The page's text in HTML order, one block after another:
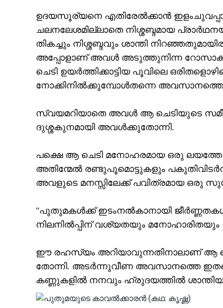
ഉദയസൂര്യനെ എതിരേല്‍ക്കാന്‍
ചലനലേശമില്ലാതെ നിശ്ശബ്ദമായ
തികച്ചും നിശ്ശബ്ദവും ശാന്തി
അപ്പോളാണ് അവള്‍ അടുത്തുനിന്ന
ചെടി ഉയര്‍ത്തിക്കാട്ടിയ പൂവിലെ
നോക്കിനില്‍ക്കുമ്പോള്‍തന്നെ
സ്വയമറിയാതെ അവള്‍ ആ ചെടിയുടെ
ദുശ്ശകുനമായി അവള്‍ക്കുതോന്നി.
പക്ഷെ ആ ചെടി മനോഹരമായ ഒരു ലയത്തോടെ
അതിന്മേല്‍ രണ്ടുപൂമൊട്ടുകളും
അവളുടെ മനസ്സിലേക്ക് പവിത്രമായ ഒരു
"പുതുമകള്‍ക്ക് ഇടംനല്‍കാനായി
നിലനില്‍പ്പിന് വശ്യതയും മനോഹാരിതയും
ഈ രഹസ്യം അറിയാവുന്നതിനാലാണ് ആ
തോന്നി. അടര്‍ന്നുവീണ അവസാനത്തെ
കണ്ണുകളില്‍ നനവും ഹ്രുദയത്തില്‍